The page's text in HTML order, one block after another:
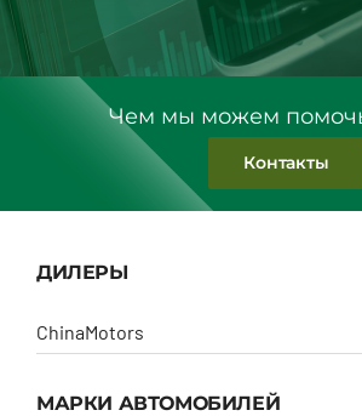
Чем мы можем
Контакты
ДИЛЕРЫ
ChinaMotors
МАРКИ АВТОМОБИЛЕЙ